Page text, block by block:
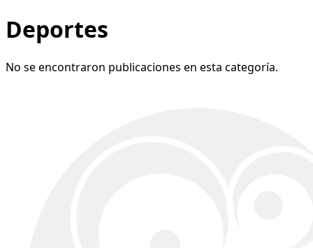
Deportes
No se encontraron publicaciones en esta categoría.